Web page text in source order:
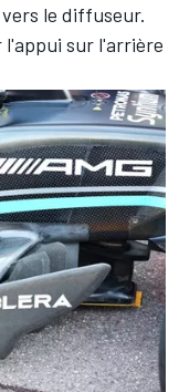
le diffuseur.
sur l'arrière